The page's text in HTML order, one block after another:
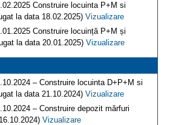
Construire locuinta P+M si
la data 18.02.2025) Vizualizare
Construire locuință P+M și
la data 20.01.2025) Vizualizare
– Construire locuinta D+P+M si
la data 21.10.2024) Vizualizare
– Construire depozit mărfuri
Vizualizare